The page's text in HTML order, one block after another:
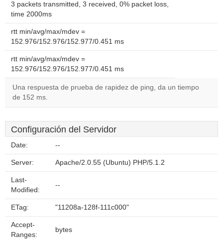
3 packets transmitted, 3 received, 0% packet loss,
time 2000ms
rtt min/avg/max/mdev =
152.976/152.976/152.977/0.451 ms
rtt min/avg/max/mdev =
152.976/152.976/152.977/0.451 ms
Una respuesta de prueba de rapidez de ping, da un tiempo
de 152 ms.
Configuración del Servidor
Date: --
Server: Apache/2.0.55 (Ubuntu) PHP/5.1.2
Last-
Modified:
--
ETag: "11208a-128f-111c000"
Accept-
Ranges:
bytes